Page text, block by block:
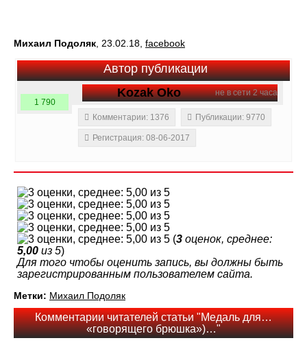
Михаил Подоляк, 23.02.18, facebook
Автор публикации
не в сети 2 часа
Kozak Oko
1 790
Комментарии: 1376
Публикации: 9770
Регистрация: 08-06-2017
(3 оценок, среднее:
5,00 из 5)
Для того чтобы оценить запись, вы должны быть
зарегистрированным пользователем сайта.
Метки: Михаил Подоляк
Комментарии читателей статьи "Медаль для…
«говорящего брюшка»)…"